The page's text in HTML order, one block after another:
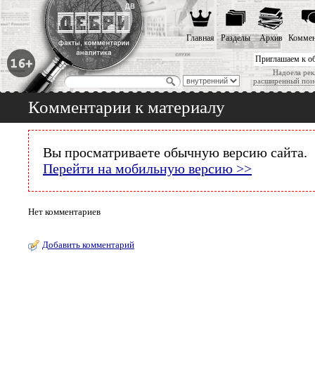
Приглашаем к
Надоела
расширенный
Главная Разделы Архив
Комментарии к материалу
Вы просматриваете обычную версию сайта.
Перейти на мобильную версию >>
Нет комментариев
Добавить комментарий